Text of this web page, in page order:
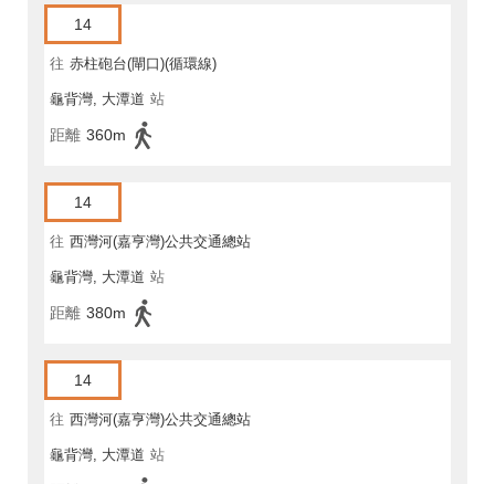
14
往 赤柱砲台(閘口)(循環線)
龜背灣, 大潭道 站
距離 360m
14
往 西灣河(嘉亨灣)公共交通總站
龜背灣, 大潭道 站
距離 380m
14
往 西灣河(嘉亨灣)公共交通總站
龜背灣, 大潭道 站